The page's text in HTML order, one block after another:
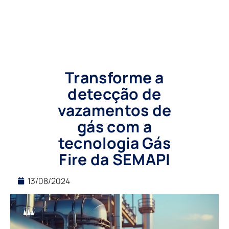
Transforme a
detecção de
vazamentos de
gás com a
tecnologia Gás
Fire da SEMAPI
13/08/2024